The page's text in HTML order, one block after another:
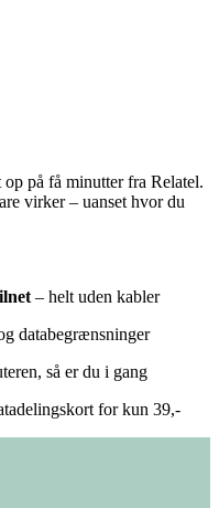
på få minutter fra Relatel.
virker – uanset hvor du
– helt uden kabler
databegrænsninger
så er du i gang
for kun 39,-